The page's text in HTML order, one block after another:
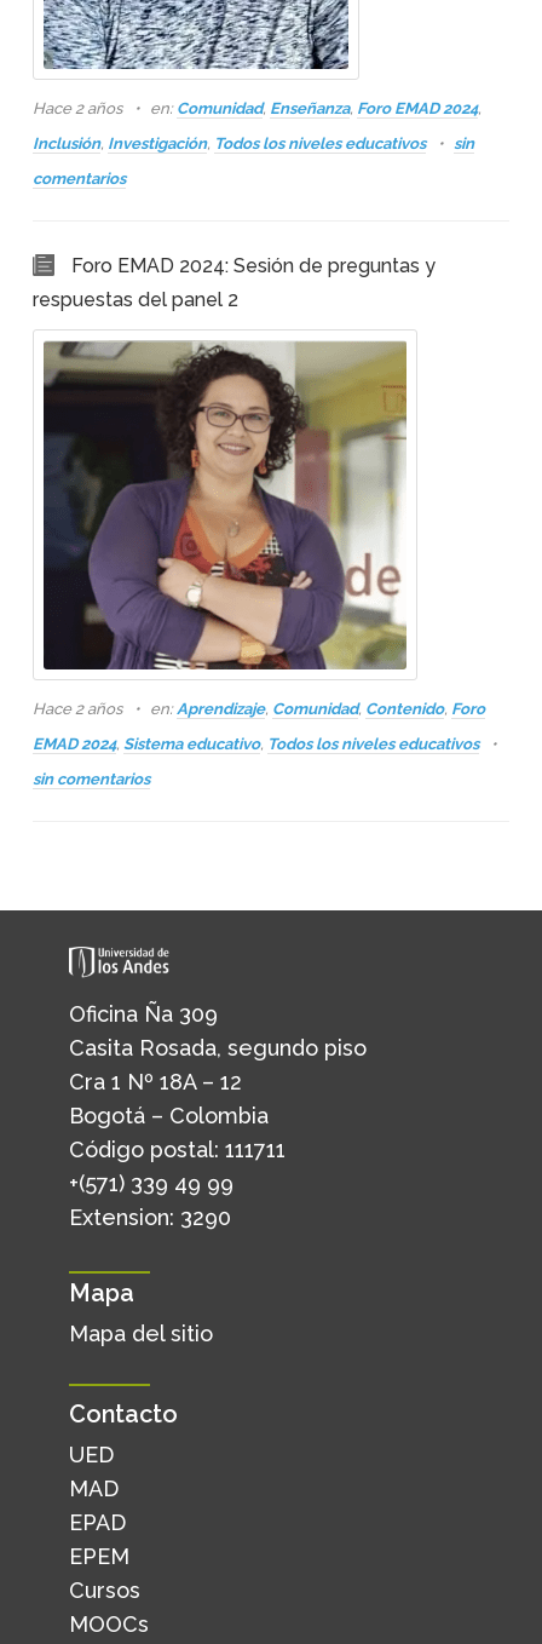
Hace 2 años en: Comunidad, Enseñanza, Foro EMAD 2024,
Inclusión, Investigación, Todos los niveles educativos
sin
comentarios
Foro EMAD 2024: Sesión de preguntas y
respuestas del panel 2
Hace 2 años en:Aprendizaje, Comunidad, Contenido, Foro
EMAD 2024, Sistema educativo, Todos los niveles educativos
sin comentarios
Oficina Ña 309
Casita Rosada, segundo piso
Cra 1 Nº 18A – 12
Bogotá – Colombia
Código postal: 111711
+(571) 339 49 99
Extension: 3290
Mapa
Mapa del sitio
Contacto
UED
MAD
EPAD
EPEM
Cursos
MOOCs